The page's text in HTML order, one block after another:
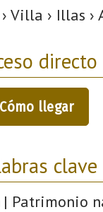
Villa › Illas ›
directo
Cómo llegar
clave
| Patrimonio